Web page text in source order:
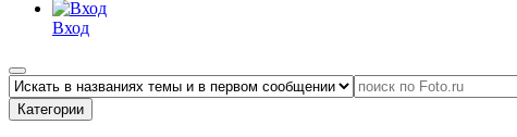
Вход
Категории